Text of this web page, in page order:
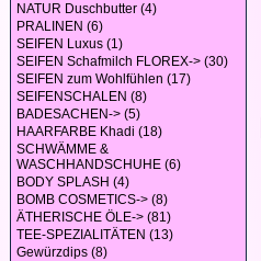
NATUR Duschbutter (4)
PRALINEN (6)
SEIFEN Luxus (1)
SEIFEN Schafmilch FLOREX-> (30)
SEIFEN zum Wohlfühlen (17)
SEIFENSCHALEN (8)
BADESACHEN-> (5)
HAARFARBE Khadi (18)
SCHWÄMME &
WASCHHANDSCHUHE (6)
BODY SPLASH (4)
BOMB COSMETICS-> (8)
ÄTHERISCHE ÖLE-> (81)
TEE-SPEZIALITÄTEN (13)
Gewürzdips (8)